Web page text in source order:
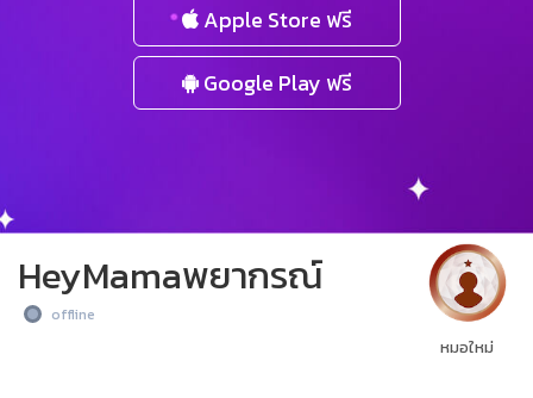
Apple Store ฟรี
Google Play ฟรี
HeyMamaพยากรณ์
offline
หมอใหม่